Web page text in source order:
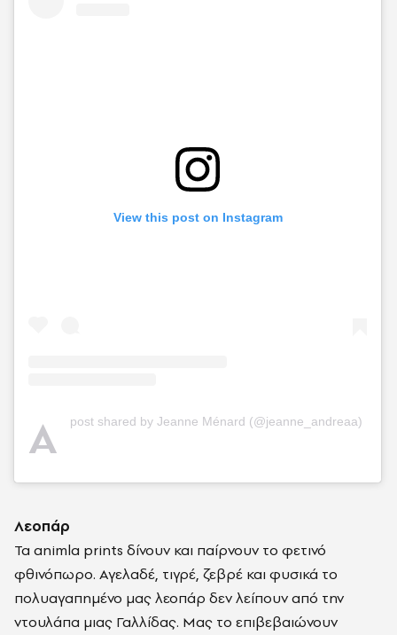
View this post on Instagram
A post shared by Jeanne Ménard (@jeanne_andreaa)
Λεοπάρ
Τα animla prints δίνουν και παίρνουν το φετινό
φθινόπωρο. Αγελαδέ, τιγρέ, ζεβρέ και φυσικά το
πολυαγαπημένο μας λεοπάρ δεν λείπουν από την
ντουλάπα μιας Γαλλίδας. Mας το επιβεβαιώνουν